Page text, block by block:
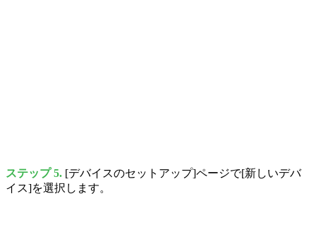
ステップ 5. [デバイスのセットアップ]ページで[新しいデバ
イス]を選択します。